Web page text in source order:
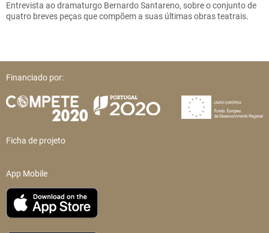
Entrevista ao dramaturgo Bernardo Santareno, sobre o conjunto de
quatro breves peças que compõem a suas últimas obras teatrais.
Financiado por:
Ficha de projeto
App Mobile